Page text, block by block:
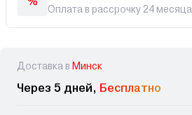
Оплата в рассрочку 24 месяца
Доставка в Минск
Через 5 дней, Бесплатно